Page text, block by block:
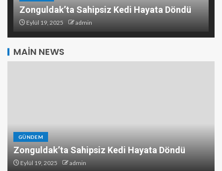
Zonguldak’ta Sahipsiz Kedi Hayata Döndü
Eylül 19, 2025 admin
MAIN NEWS
GÜNDEM
Zonguldak’ta Sahipsiz Kedi Hayata Döndü
Eylül 19, 2025 admin
Zonguldak’ta 2025 Yılının Ahisi